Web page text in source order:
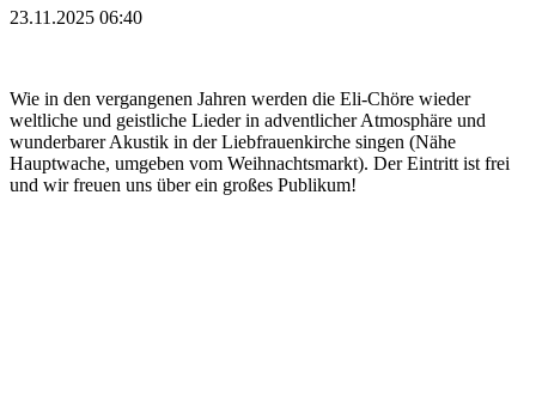
23.11.2025 06:40
Wie in den vergangenen Jahren werden die Eli-Chöre wieder
weltliche und geistliche Lieder in adventlicher Atmosphäre und
wunderbarer Akustik in der Liebfrauenkirche singen (Nähe
Hauptwache, umgeben vom Weihnachtsmarkt). Der Eintritt ist frei
und wir freuen uns über ein großes Publikum!